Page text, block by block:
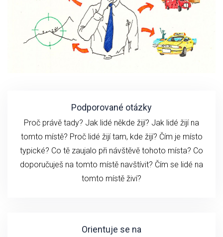
Podporované otázky
Proč právě tady? Jak lidé někde žijí? Jak lidé žijí na
tomto místě? Proč lidé žijí tam, kde žijí? Čím je místo
typické? Co tě zaujalo při návštěvě tohoto místa? Co
doporučuješ na tomto místě navštívit? Čím se lidé na
tomto místě živí?
Orientuje se na